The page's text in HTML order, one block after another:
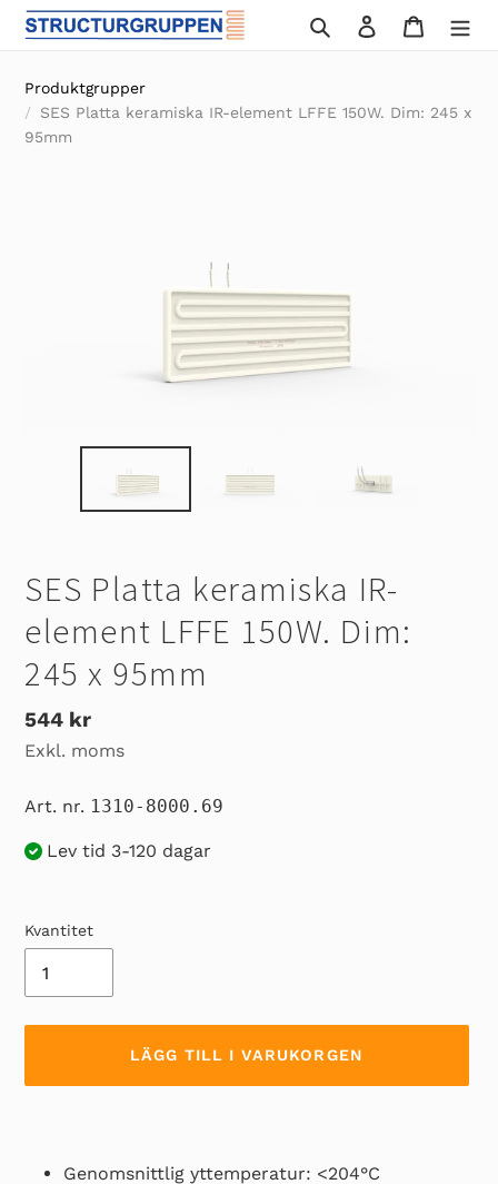
vidare
innehåll
Sök Logga in
Produktgrupper
SES Platta keramiska IR-element LFFE 150W. Dim: 245 x
95mm
SES Platta keramiska IR-
element LFFE 150W. Dim:
245 x 95mm
Ordinarie
pris
544 kr
Exkl. moms
Art. nr. 1310-8000.69
Lev tid 3-120 dagar
Kvantitet
LÄGG TILL I VARUKORGEN
produkten
Genomsnittlig yttemperatur: <204°C